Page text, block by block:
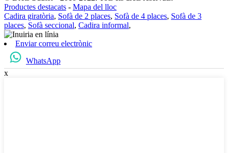
Productes destacats - Mapa del lloc
Cadira giratòria, Sofà de 2 places, Sofà de 4 places, Sofà de 3
places, Sofà seccional, Cadira informal,
Enviar correu electrònic
WhatsApp
x